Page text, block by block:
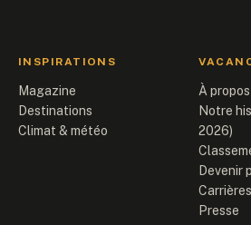
INSPIRATIONS
Magazine
Destinations
Climat & météo
À propos
Notre
2026)
Devenir
Carrières
Presse